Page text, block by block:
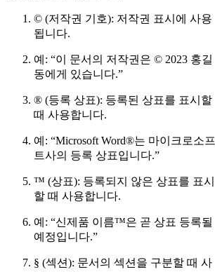
© (저작권 기호): 저작권 표시에 사용
됩니다.
예: “이 문서의 저작권은 © 2023 홍길
동에게 있습니다.”
® (등록 상표): 등록된 상표를 표시할
때 사용합니다.
예: “Microsoft Word®는 마이크로소프
트사의 등록 상표입니다.”
™ (상표): 등록되지 않은 상표를 표시
할 때 사용합니다.
예: “신제품 이름™은 곧 상표 등록될
예정입니다.”
§ (섹션): 문서의 섹션을 구분할 때 사